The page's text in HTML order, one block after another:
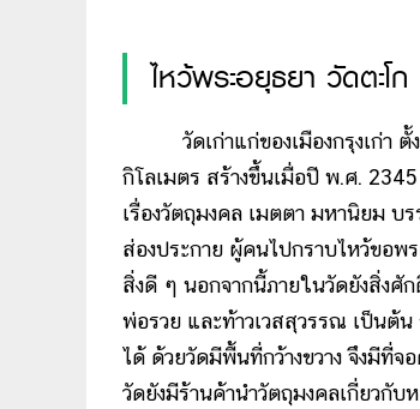
ไหว้พระอยุธยา วัดตะโก
วัดเก่าแก่ของเมืองกรุงเก่า ตั้ง
กิโลเมตร สร้างขึ้นเมื่อปี พ.ศ.
เรื่องวัตถุมงคล เมตตา มหานิยม บ
ส่องประกาย ผู้คนไปกราบไหว้ขอพ
สิ่งดี ๆ นอกจากนี้ภายในวัดยังสิ่งศั
พ่อรวย และท้าวเวสสุวรรณ เป็นต้
ได้ ด้วยวัดมีพื้นที่กว้างขวาง จึงมีที่
วัดยังมีร้านค้านำวัตถุมงคลเกี่ยวกับ